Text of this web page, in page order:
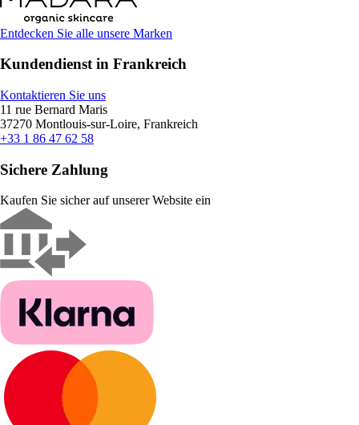
Entdecken Sie alle unsere Marken
Kundendienst in Frankreich
Kontaktieren Sie uns
11 rue Bernard Maris
37270 Montlouis-sur-Loire, Frankreich
+33 1 86 47 62 58
Sichere Zahlung
Kaufen Sie sicher auf unserer Website ein